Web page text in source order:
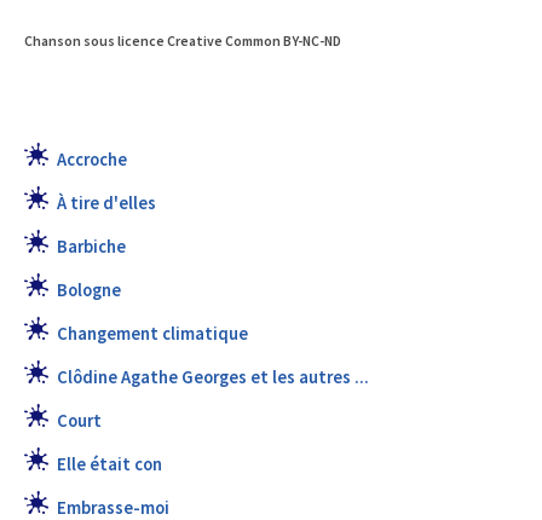
Accroche
À tire d'elles
Barbiche
Bologne
Changement climatique
Clôdine Agathe Georges et les autres ...
Court
Elle était con
Embrasse-moi
Chanson sous licence Creative Common BY-NC-ND